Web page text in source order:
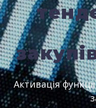
Активація